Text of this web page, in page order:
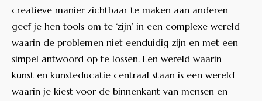
creatieve manier zichtbaar te maken aan anderen
geef je hen tools om te ‘zijn’ in een complexe wereld
waarin de problemen niet eenduidig zijn en met een
simpel antwoord op te lossen. Een wereld waarin
kunst en kunsteducatie centraal staan is een wereld
waarin je kiest voor de binnenkant van mensen en